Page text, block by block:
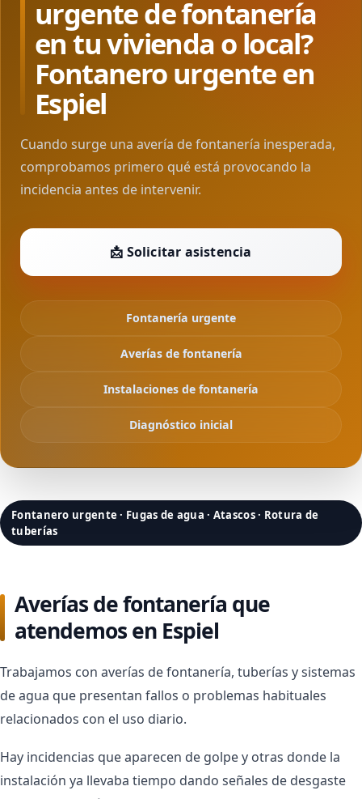
urgente de fontanería
en tu vivienda o local?
Fontanero urgente en
Espiel
Cuando surge una avería de fontanería inesperada,
comprobamos primero qué está provocando la
incidencia antes de intervenir.
📩 Solicitar asistencia
Fontanería urgente
Averías de fontanería
Instalaciones de fontanería
Diagnóstico inicial
Fontanero urgente · Fugas de agua · Atascos · Rotura de
tuberías
Averías de fontanería que
atendemos en Espiel
Trabajamos con averías de fontanería, tuberías y sistemas
de agua que presentan fallos o problemas habituales
relacionados con el uso diario.
Hay incidencias que aparecen de golpe y otras donde la
instalación ya llevaba tiempo dando señales de desgaste